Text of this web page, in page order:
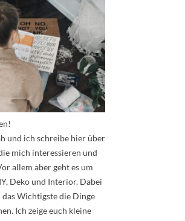
und ich schreibe hier über
mich interessieren und
allem aber geht es um
Deko und Interior. Dabei
Wichtigste die Dinge
Ich zeige euch kleine